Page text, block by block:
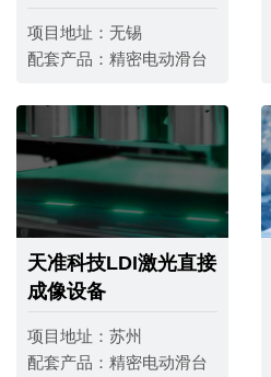
项目地址： 无锡
配套产品： 精密电动滑台
天准科技LDI激光直接
成像设备
项目地址： 苏州
配套产品： 精密电动滑台